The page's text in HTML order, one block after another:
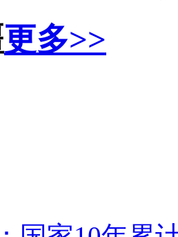
更多>>